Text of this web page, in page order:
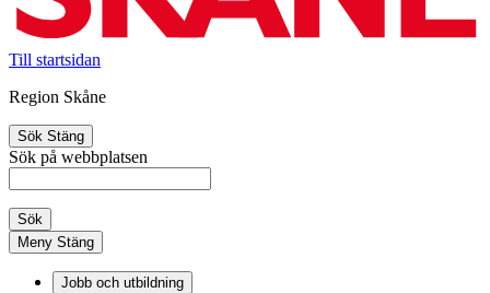
Till startsidan
Region Skåne
Sök Stäng
Sök på webbplatsen
Sök
Meny Stäng
Jobb och utbildning